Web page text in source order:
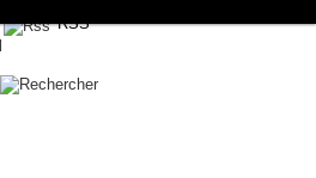
ContenueRSS